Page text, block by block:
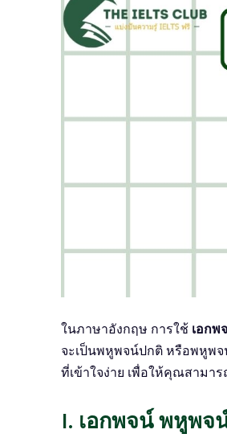
ในภาษาอังกฤษ การใช้ เอกพ
จะเป็นพหูพจน์ปกติ หรือพหูพจ
ที่เข้าใจง่าย เพื่อให้คุณสามา
I. เอกพจน์ พหูพจ